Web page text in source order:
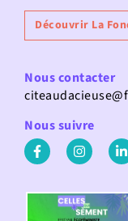
Découvrir La
Nous contacter
Nous suivre